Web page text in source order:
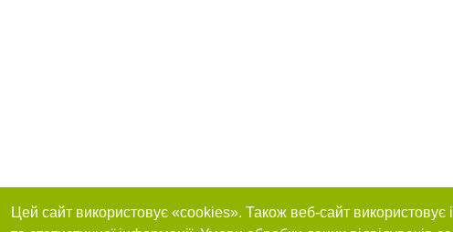
Цей сайт використовує «cookies». Також веб-сайт використовує